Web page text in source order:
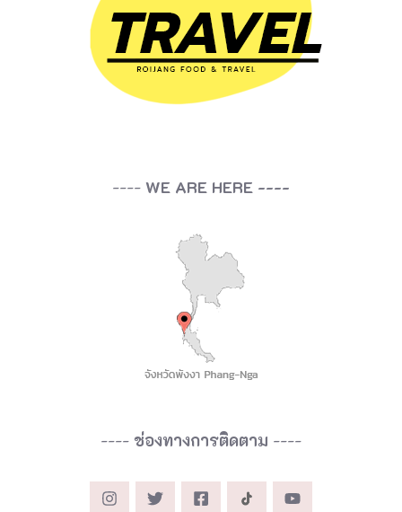
---- WE ARE HERE ----
---- ช่องทางการติดตาม ----